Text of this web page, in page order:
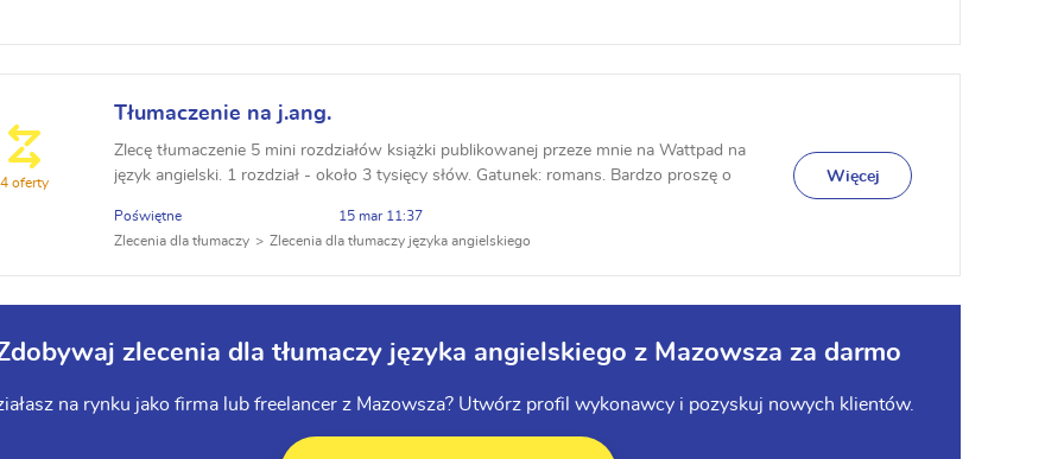
Tłumaczenie na j.ang.
Zlecę tłumaczenie 5 mini rozdziałów książki publikowanej przeze mnie na Wattpad na
język angielski. 1 rozdział - około 3 tysięcy słów. Gatunek: romans. Bardzo proszę o
Poświętne
15 mar 11:37
Zlecenia dla tłumaczy
Zlecenia dla tłumaczy języka angielskiego
4 oferty Więcej
zlecenia dla tłumaczy języka angielskiego z Mazowsza za darmo
na rynku jako firma lub freelancer z Mazowsza? Utwórz profil wykonawcy i pozyskuj nowych klientów.